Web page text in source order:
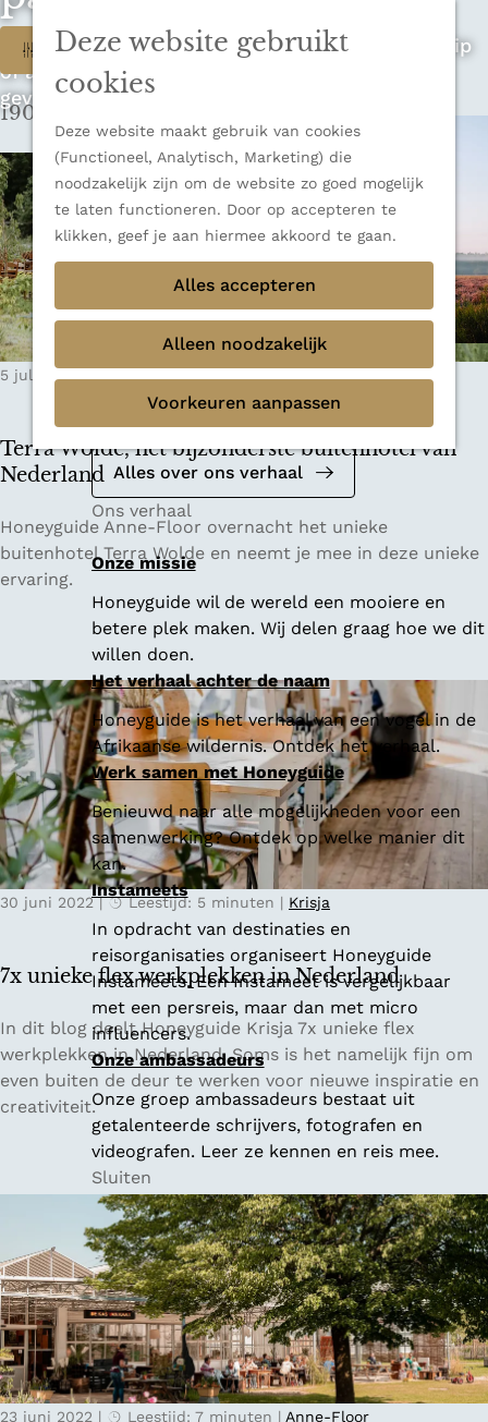
Deze website gebruikt
cookies
Deze website maakt gebruik van cookies
(Functioneel, Analytisch, Marketing) die
noodzakelijk zijn om de website zo goed mogelijk
te laten functioneren. Door op accepteren te
klikken, geef je aan hiermee akkoord te gaan.
Alles accepteren
Alleen noodzakelijk
Voorkeuren aanpassen
n
a
r
e
h
o
m
e
p
a
g
e
u
Thema's
Verborgen parels
Mediakit 2026
Bekijk de mediakit en ontdek de
mogelijkheden om samen te werken.
Alles over ons verhaal
Ons verhaal
Onze missie
Honeyguide wil de wereld een mooiere en
betere plek maken. Wij delen graag hoe we dit
willen doen.
Het verhaal achter de naam
Honeyguide is het verhaal van een vogel in de
Afrikaanse wildernis. Ontdek het verhaal.
Werk samen met Honeyguide
Benieuwd naar alle mogelijkheden voor een
samenwerking? Ontdek op welke manier dit
kan.
Instameets
In opdracht van destinaties en
reisorganisaties organiseert Honeyguide
Instameets. Een Instameet is vergelijkbaar
met een persreis, maar dan met micro
influencers.
Onze ambassadeurs
Onze groep ambassadeurs bestaat uit
getalenteerde schrijvers, fotografen en
videografen. Leer ze kennen en reis mee.
Sluiten
Op zoek naar de ultieme rondreis, een stedentrip
of avontuur in de natuur? Onze Honeyguides
geven je alle inspiratie.
W
a
t
z
o
e
k
j
e
Filter
190 t/m 198 van 348 resultaten
Terra Wolde, het bijzonderste buitenhotel van
Nederland
5 juli 2022
T
e
r
o
l
d
e
,
h
e
t
b
z
n
d
e
r
i
t
e
n
h
o
t
Honeyguide Anne-Floor overnacht het unieke
buitenhotel Terra Wolde en neemt je mee in deze unieke
ervaring.
7x unieke flex werkplekken in Nederland
30 juni 2022 | Leestijd: 5 minuten | Krisja
7
x
u
n
l
e
x
w
e
r
In dit blog deelt Honeyguide Krisja 7x unieke flex
werkplekken in Nederland. Soms is het namelijk fijn om
even buiten de deur te werken voor nieuwe inspiratie en
creativiteit.
23 juni 2022 | Leestijd: 7 minuten | Anne-Floor